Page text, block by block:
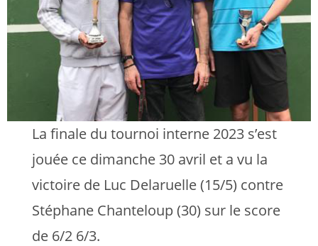
La finale du tournoi interne 2023 s’est
jouée ce dimanche 30 avril et a vu la
victoire de Luc Delaruelle (15/5) contre
Stéphane Chanteloup (30) sur le score
de 6/2 6/3.